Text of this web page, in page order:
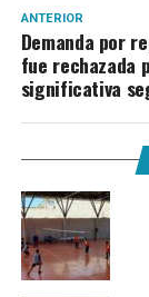
ANTERIOR
Demanda por
fue rechazada
significativa